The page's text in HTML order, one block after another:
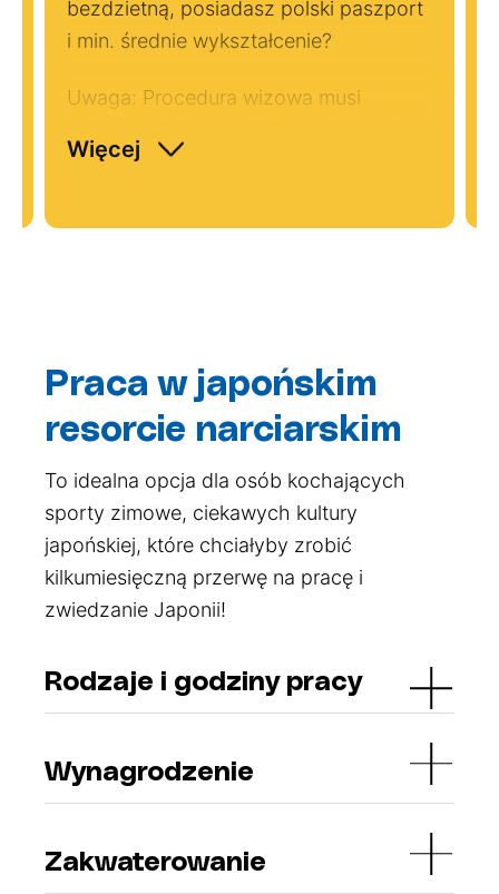
bezdzietną, posiadasz polski paszport
i min. średnie wykształcenie?
Uwaga: Procedura wizowa musi
wylot musi nastąpić w ciągu 3 miesięcy
Więcej
Praca w japońskim
resorcie narciarskim
To idealna opcja dla osób kochających
sporty zimowe, ciekawych kultury
japońskiej, które chciałyby zrobić
kilkumiesięczną przerwę na pracę i
zwiedzanie Japonii!
Rodzaje i godziny pracy
Wynagrodzenie
Zakwaterowanie